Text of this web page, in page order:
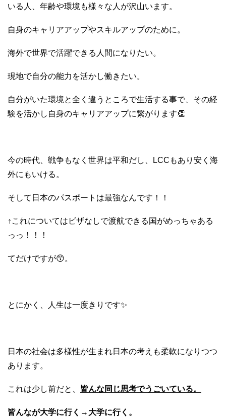
いる人、年齢や環境も様々な人が沢山います。
自身のキャリアアップやスキルアップのために。
海外で世界で活躍できる人間になりたい。
現地で自分の能力を活かし働きたい。
自分がいた環境と全く違うところで生活する事で、その経
験を活かし自身のキャリアアップに繋がります👏
今の時代、戦争もなく世界は平和だし、LCCもあり安く海
外にもいける。
そして日本のパスポートは最強なんです！！
↑これについてはビザなしで渡航できる国がめっちゃある
っっ！！！
てだけですが😙。
とにかく、人生は一度きりです✨
日本の社会は多様性が生まれ日本の考えも柔軟になりつつ
あります。
これは少し前だと、 皆んな同じ思考でうごいている。
皆んなが大学に行く → 大学に行く。